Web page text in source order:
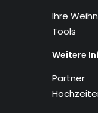
Ihre
Tools
Weitere
Partner